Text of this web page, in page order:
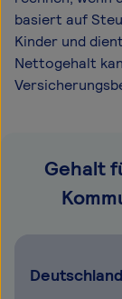
basiert auf
Kinder und
Nettogehalt
Gehalt
Deutschland